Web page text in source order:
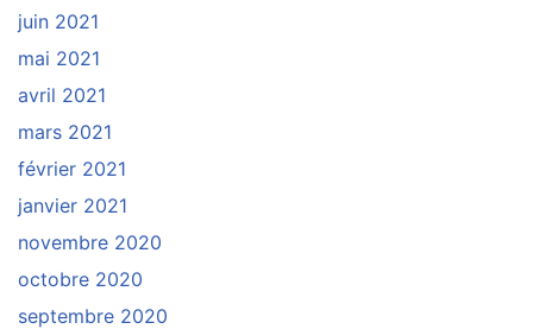
juin 2021
mai 2021
avril 2021
mars 2021
février 2021
janvier 2021
novembre 2020
octobre 2020
septembre 2020